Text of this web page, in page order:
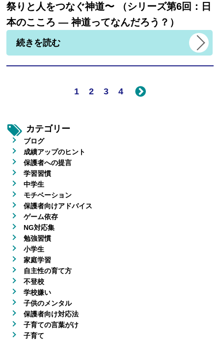
祭りと人をつなぐ神道〜 （シリーズ第6回：日
本のこころ ― 神道ってなんだろう？）
続きを読む
1 2 3 4
カテゴリー
ブログ
成績アップのヒント
保護者への提言
学習習慣
中学生
モチベーション
保護者向けアドバイス
ゲーム依存
NG対応集
勉強習慣
小学生
家庭学習
自主性の育て方
不登校
学校嫌い
子供のメンタル
保護者向け対応法
子育ての言葉がけ
子育て